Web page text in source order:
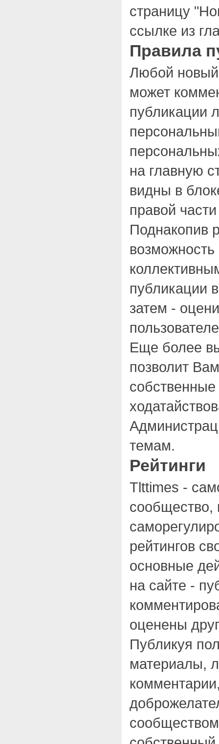
страницу
ссылке из
Правила
Любой новый
может
публикации
на главную
видны в
правой
Поднакопив
публикации
затем -
Еще более
позволит
темам.
Рейтинги
Tlttimes -
рейтингов
основные
на сайте -
оценены
Публикуя
материалы,